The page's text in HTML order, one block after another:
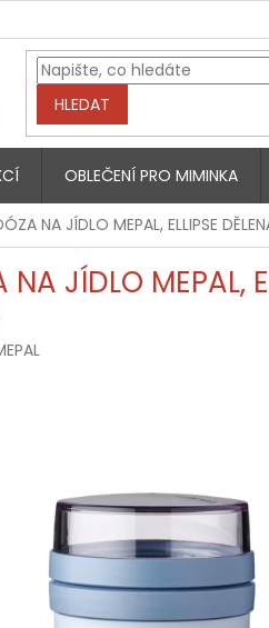
HLEDAT
OBLEČENÍ PRO MIMINKA
NA JÍDLO MEPAL, ELLIPSE
NA JÍDLO MEPAL,